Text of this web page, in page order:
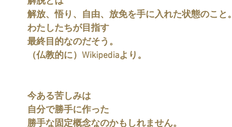
解放、悟り、自由、放免を手に入れた状態のこと。
わたしたちが目指す
最終目的なのだそう。
（仏教的に）Wikipediaより。
今ある苦しみは
自分で勝手に作った
勝手な固定概念なのかもしれません。